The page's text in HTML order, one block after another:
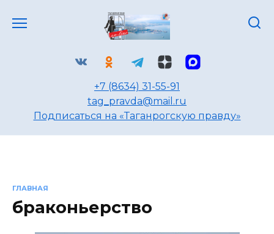
+7 (8634) 31-55-91
tag_pravda@mail.ru
Подписаться на «Таганрогскую правду»
ГЛАВНАЯ
браконьерство